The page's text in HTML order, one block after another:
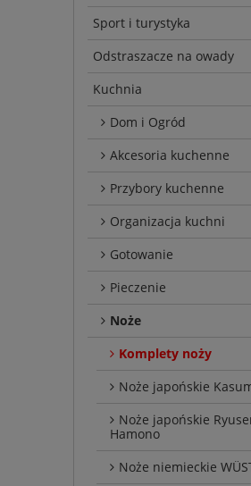
Sport i turystyka
Odstraszacze na owady
Kuchnia
Dom i Ogród
Akcesoria kuchenne
Przybory kuchenne
Organizacja kuchni
Gotowanie
Pieczenie
Noże
Komplety noży
Noże japońskie
Noże japońskie
Hamono
Noże niemieckie